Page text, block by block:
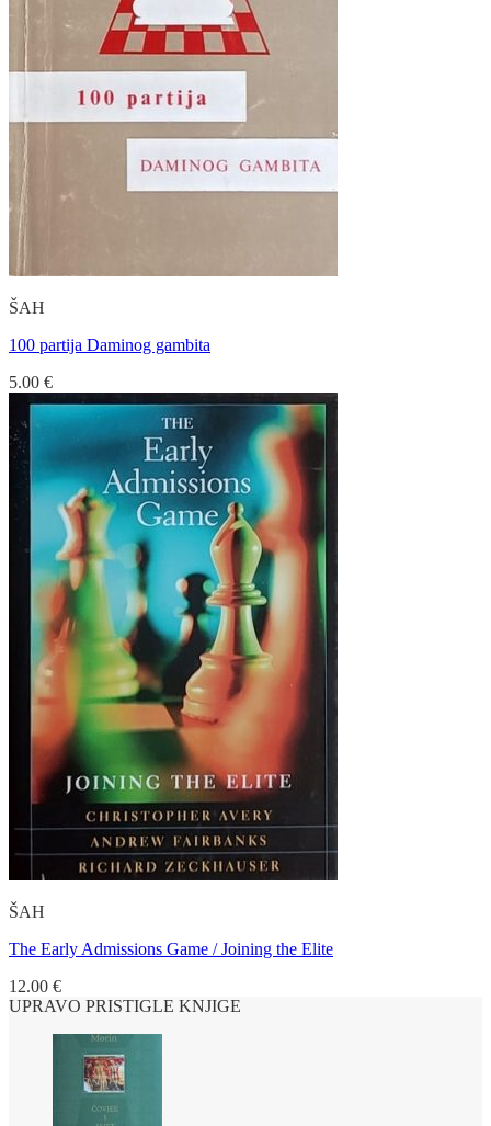
ŠAH
100 partija Daminog gambita
5.00 €
ŠAH
The Early Admissions Game / Joining the Elite
12.00 €
UPRAVO PRISTIGLE KNJIGE